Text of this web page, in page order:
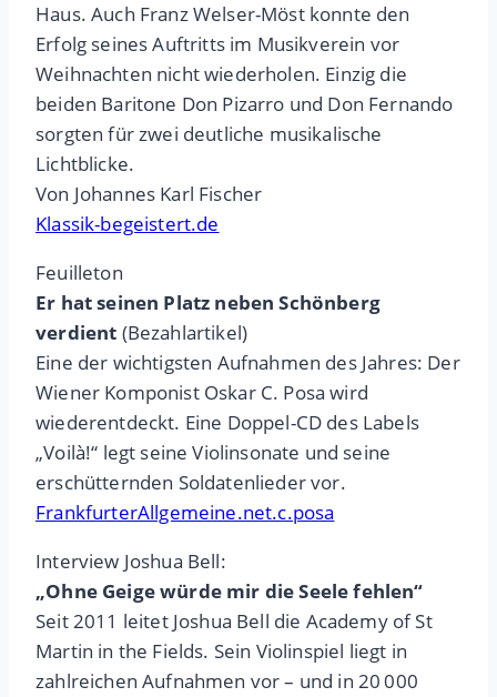
Haus. Auch Franz Welser-Möst konnte den
Erfolg seines Auftritts im Musikverein vor
Weihnachten nicht wiederholen. Einzig die
beiden Baritone Don Pizarro und Don Fernando
sorgten für zwei deutliche musikalische
Lichtblicke.
Von Johannes Karl Fischer
Klassik-begeistert.de
Feuilleton
Er hat seinen Platz neben Schönberg
verdient (Bezahlartikel)
Eine der wichtigsten Aufnahmen des Jahres: Der
Wiener Komponist Oskar C. Posa wird
wiederentdeckt. Eine Doppel-CD des Labels
„Voilà!“ legt seine Violinsonate und seine
erschütternden Soldatenlieder vor.
FrankfurterAllgemeine.net.c.posa
Interview Joshua Bell:
„Ohne Geige würde mir die Seele fehlen“
Seit 2011 leitet Joshua Bell die Academy of St
Martin in the Fields. Sein Violinspiel liegt in
zahlreichen Aufnahmen vor – und in 20 000